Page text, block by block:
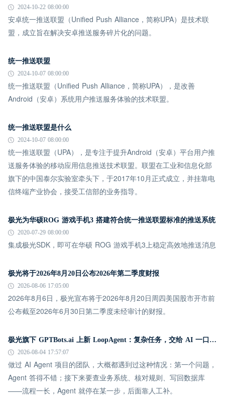
2024-10-22 08:00:00
安卓统一推送联盟（Unified Push Alliance，简称UPA）是技术联
盟，成立旨在解决安卓推送服务碎片化的问题。
统一推送联盟
2024-10-07 08:00:00
统一推送联盟（Unified Push Alliance，简称UPA），是改善
Android（安卓）系统用户推送服务体验的技术联盟。
统一推送联盟是什么
2024-10-07 08:00:00
统一推送联盟（UPA），是专注于提升Android（安卓）平台用户推
送服务体验的移动应用信息推送技术联盟。联盟在工业和信息化部
旗下的中国泰尔实验室牵头下，于2017年10月正式成立，并挂靠电
信终端产业协会，接受工信部的业务指导。
极光为华硕ROG 游戏手机3 搭建符合统一推送联盟标准的推送系统
2020-07-29 08:00:00
集成极光SDK，即可在华硕 ROG 游戏手机3上稳定高效地推送消息
极光将于2026年8月20日公布2026年第二季度财报
2026-08-06 17:05:00
2026年8月6日，极光宣布将于2026年8月20日周四美国股市开市前
公布截至2026年6月30日第二季度未经审计的财报。
极光旗下 GPTBots.ai 上新 LoopAgent：复杂任务，交给 AI 一口气跑完
2026-08-04 17:57:07
做过 AI Agent 项目的团队，大概都遇到过这种情况：第一个问题，
Agent 答得不错；接下来要查业务系统、核对规则、写回数据库
——流程一长，Agent 就停在某一步，后面靠人工补。